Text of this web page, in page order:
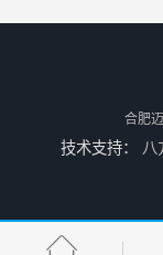
合肥
技术支持： 八